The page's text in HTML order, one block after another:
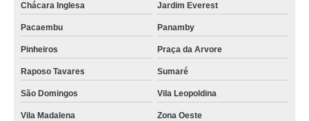
Chácara Inglesa Jardim Everest
Pacaembu Panamby
Pinheiros Praça da Arvore
Raposo Tavares Sumaré
São Domingos Vila Leopoldina
Vila Madalena
Zona Oeste